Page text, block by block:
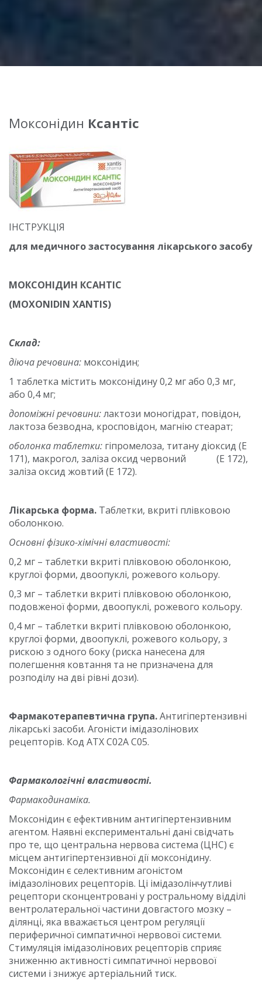
Моксонідин Ксантіс
ІНСТРУКЦІЯ
для медичного застосування лікарського засобу
МОКСОНІДИН КСАНТІС
(MOXONIDIN XANTIS)
Склад:
діюча речовина: моксонідин;
1 таблетка містить моксонідину 0,2 мг або 0,3 мг,
або 0,4 мг;
допоміжні речовини:лактози моногідрат, повідон,
лактоза безводна, кросповідон, магнію стеарат;
оболонка таблетки: гіпромелоза, титану діоксид (Е
171), макрогол, заліза оксид червоний (Е 172),
заліза оксид жовтий (Е 172).
Лікарська форма. Таблетки, вкриті плівковою
оболонкою.
Основні фізико-хімічні властивості:
0,2 мг – таблетки вкриті плівковою оболонкою,
круглої форми, двоопуклі, рожевого кольору.
0,3 мг – таблетки вкриті плівковою оболонкою,
подовженої форми, двоопуклі, рожевого кольору.
0,4 мг – таблетки вкриті плівковою оболонкою,
круглої форми, двоопуклі, рожевого кольору, з
рискою з одного боку (риска нанесена для
полегшення ковтання та не призначена для
розподілу на дві рівні дози).
Фармакотерапевтична група.Антигіпертензивні
лікарські засоби. Агоністи імідазолінових
рецепторів. Код АТХ С02А С05.
Фармакологічні властивості.
Фармакодинаміка.
Моксонідин є ефективним антигіпертензивним
агентом. Наявні експериментальні дані свідчать
про те, що центральна нервова система (ЦНС) є
місцем антигіпертензивної дії моксонідину.
Моксонідин є селективним агоністом
імідазолінових рецепторів. Ці імідазолінчутливі
рецептори сконцентровані у ростральному відділі
вентролатеральної частини довгастого мозку –
ділянці, яка вважається центром регуляції
периферичної симпатичної нервової системи.
Стимуляція імідазолінових рецепторів сприяє
зниженню активності симпатичної нервової
системи і знижує артеріальний тиск.